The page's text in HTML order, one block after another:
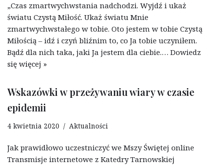
„Czas zmartwychwstania nadchodzi. Wyjdź i ukaż
światu Czystą Miłość. Ukaż światu Mnie
zmartwychwstałego w tobie. Oto jestem w tobie Czystą
Miłością – idź i czyń bliźnim to, co Ja tobie uczyniłem.
Bądź dla nich taka, jaki Ja jestem dla ciebie.… Dowiedz
się więcej »
Wskazówki w przeżywaniu wiary w czasie
epidemii
4 kwietnia 2020 Aktualności
Jak prawidłowo uczestniczyć we Mszy Świętej online
Transmisje internetowe z Katedry Tarnowskiej